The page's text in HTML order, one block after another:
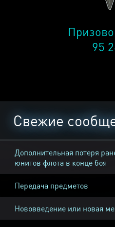
95
Свежие
Дополнительная потеря
юнитов флота в конце боя
Передача предметов
Нововведение или новая